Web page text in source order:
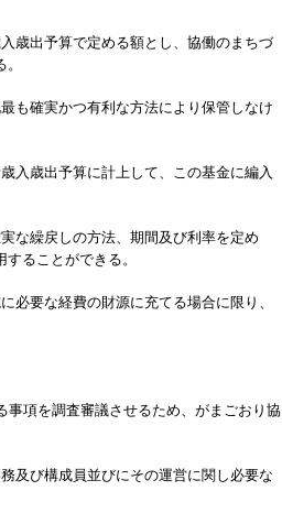
歳出予算で定める額とし、協働のまちづ
も確実かつ有利な方法により保管しなけ
入歳出予算に計上して、この基金に編入
な繰戻しの方法、期間及び利率を定め
ることができる。
要な経費の財源に充てる場合に限り、
項を調査審議させるため、がまごおり協
及び構成員並びにその運営に関し必要な